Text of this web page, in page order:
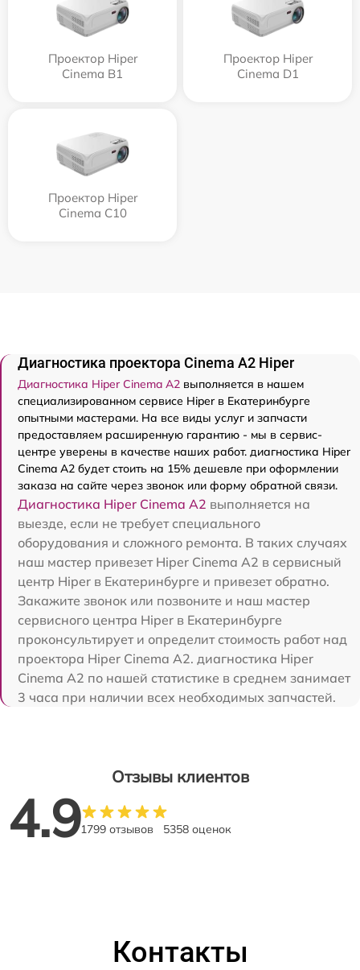
Проектор Hiper
Cinema B1
Проектор Hiper
Cinema D1
Проектор Hiper
Cinema C10
Диагностика проектора Cinema A2 Hiper
Диагностика Hiper Cinema A2 выполняется в нашем
специализированном сервисе Hiper в Екатеринбурге
опытными мастерами. На все виды услуг и запчасти
предоставляем расширенную гарантию - мы в сервис-
центре уверены в качестве наших работ. диагностика Hiper
Cinema A2 будет стоить на 15% дешевле при оформлении
заказа на сайте через звонок или форму обратной связи.
Диагностика Hiper Cinema A2 выполняется на
выезде, если не требует специального
оборудования и сложного ремонта. В таких случаях
наш мастер привезет Hiper Cinema A2 в сервисный
центр Hiper в Екатеринбурге и привезет обратно.
Закажите звонок или позвоните и наш мастер
сервисного центра Hiper в Екатеринбурге
проконсультирует и определит стоимость работ над
проектора Hiper Cinema A2. диагностика Hiper
Cinema A2 по нашей статистике в среднем занимает
3 часа при наличии всех необходимых запчастей.
Отзывы клиентов
4.91799 отзывов 5358 оценок
Контакты